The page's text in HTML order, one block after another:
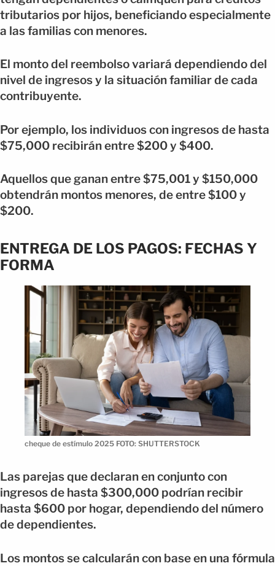
tributarios por hijos, beneficiando especialmente
a las familias con menores.
El monto del reembolso variará dependiendo del
nivel de ingresos y la situación familiar de cada
contribuyente.
Por ejemplo, los individuos con ingresos de hasta
$75,000 recibirán entre $200 y $400.
Aquellos que ganan entre $75,001 y $150,000
obtendrán montos menores, de entre $100 y
$200.
ENTREGA DE LOS PAGOS: FECHAS Y
FORMA
cheque de estímulo 2025 FOTO: SHUTTERSTOCK
Las parejas que declaran en conjunto con
ingresos de hasta $300,000 podrían recibir
hasta $600 por hogar, dependiendo del número
de dependientes.
Los montos se calcularán con base en una fórmula